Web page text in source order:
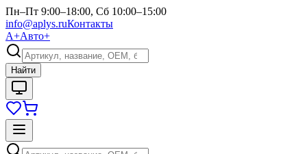
Пн–Пт 9:00–18:00, Сб 10:00–15:00
info@aplys.ruКонтакты
А+Авто+
Найти